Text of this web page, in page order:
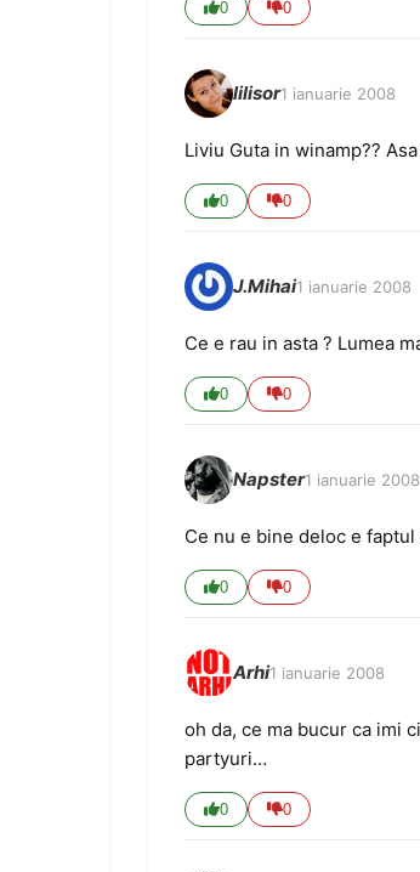
0 0
lilisor1 ianuarie 2008
Liviu Guta in winamp??
0 0
J.Mihai1 ianuarie 2008
Ce e rau in asta ? Lumea
0 0
Napster1 ianuarie 2008
Ce nu e bine deloc e
0 0
Arhi1 ianuarie 2008
oh da, ce ma bucur ca imi
partyuri…
0 0